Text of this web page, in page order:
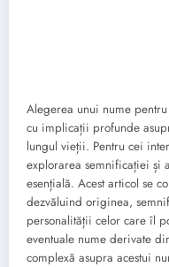
Alegerea unui nume
cu implicații profunde
lungul vieții. Pentru cei
explorarea semnificației și
esențială. Acest articol se
dezvăluind originea,
personalității celor care îl
eventuale nume derivate
complexă asupra acestui